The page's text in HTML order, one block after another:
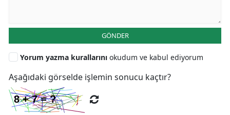
GÖNDER
Yorum yazma kurallarını okudum ve kabul ediyorum
Aşağıdaki görselde işlemin sonucu kaçtır?